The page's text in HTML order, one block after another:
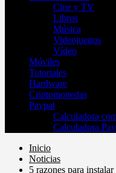
Cine y TV
Libros
Música
Videojuegos
Vídeo
Móviles
Tutoriales
Hardware
Criptomonedas
Paypal
Calculadora
Calculadora
Inicio
Noticias
5 razones para